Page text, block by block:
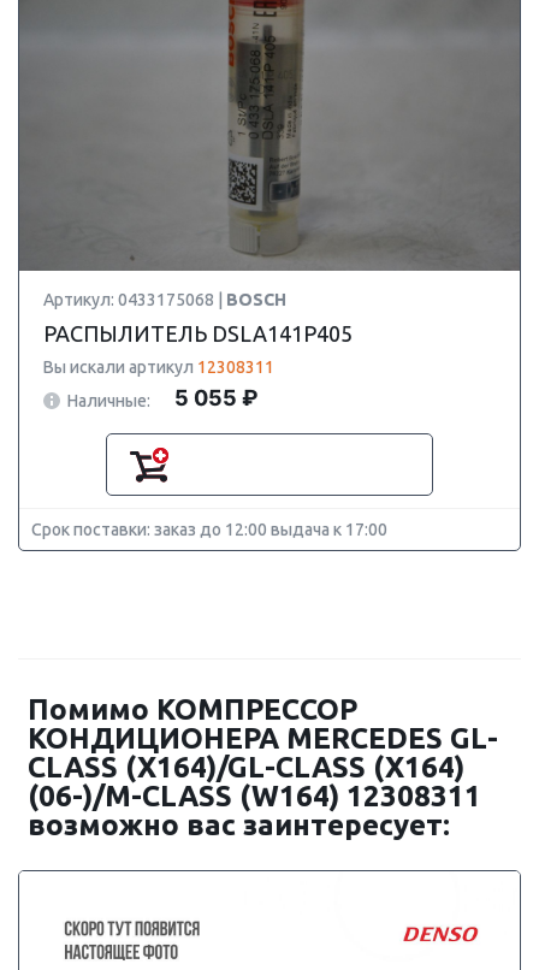
Артикул: 0433175068 | BOSCH
РАСПЫЛИТЕЛЬ DSLA141P405
Вы искали артикул 12308311
Наличные:
5 055 ₽
Срок поставки: заказ до 12:00 выдача к 17:00
Помимо КОМПРЕССОР
КОНДИЦИОНЕРА MERCEDES GL-
CLASS (X164)/GL-CLASS (X164)
(06-)/M-CLASS (W164) 12308311
возможно вас заинтересует: